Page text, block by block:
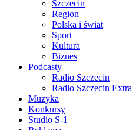
Szczecin
Region
Polska i świat
Sport
Kultura
Biznes
Podcasty
Radio Szczecin
Radio Szczecin Extra
Muzyka
Konkursy
Studio S-1